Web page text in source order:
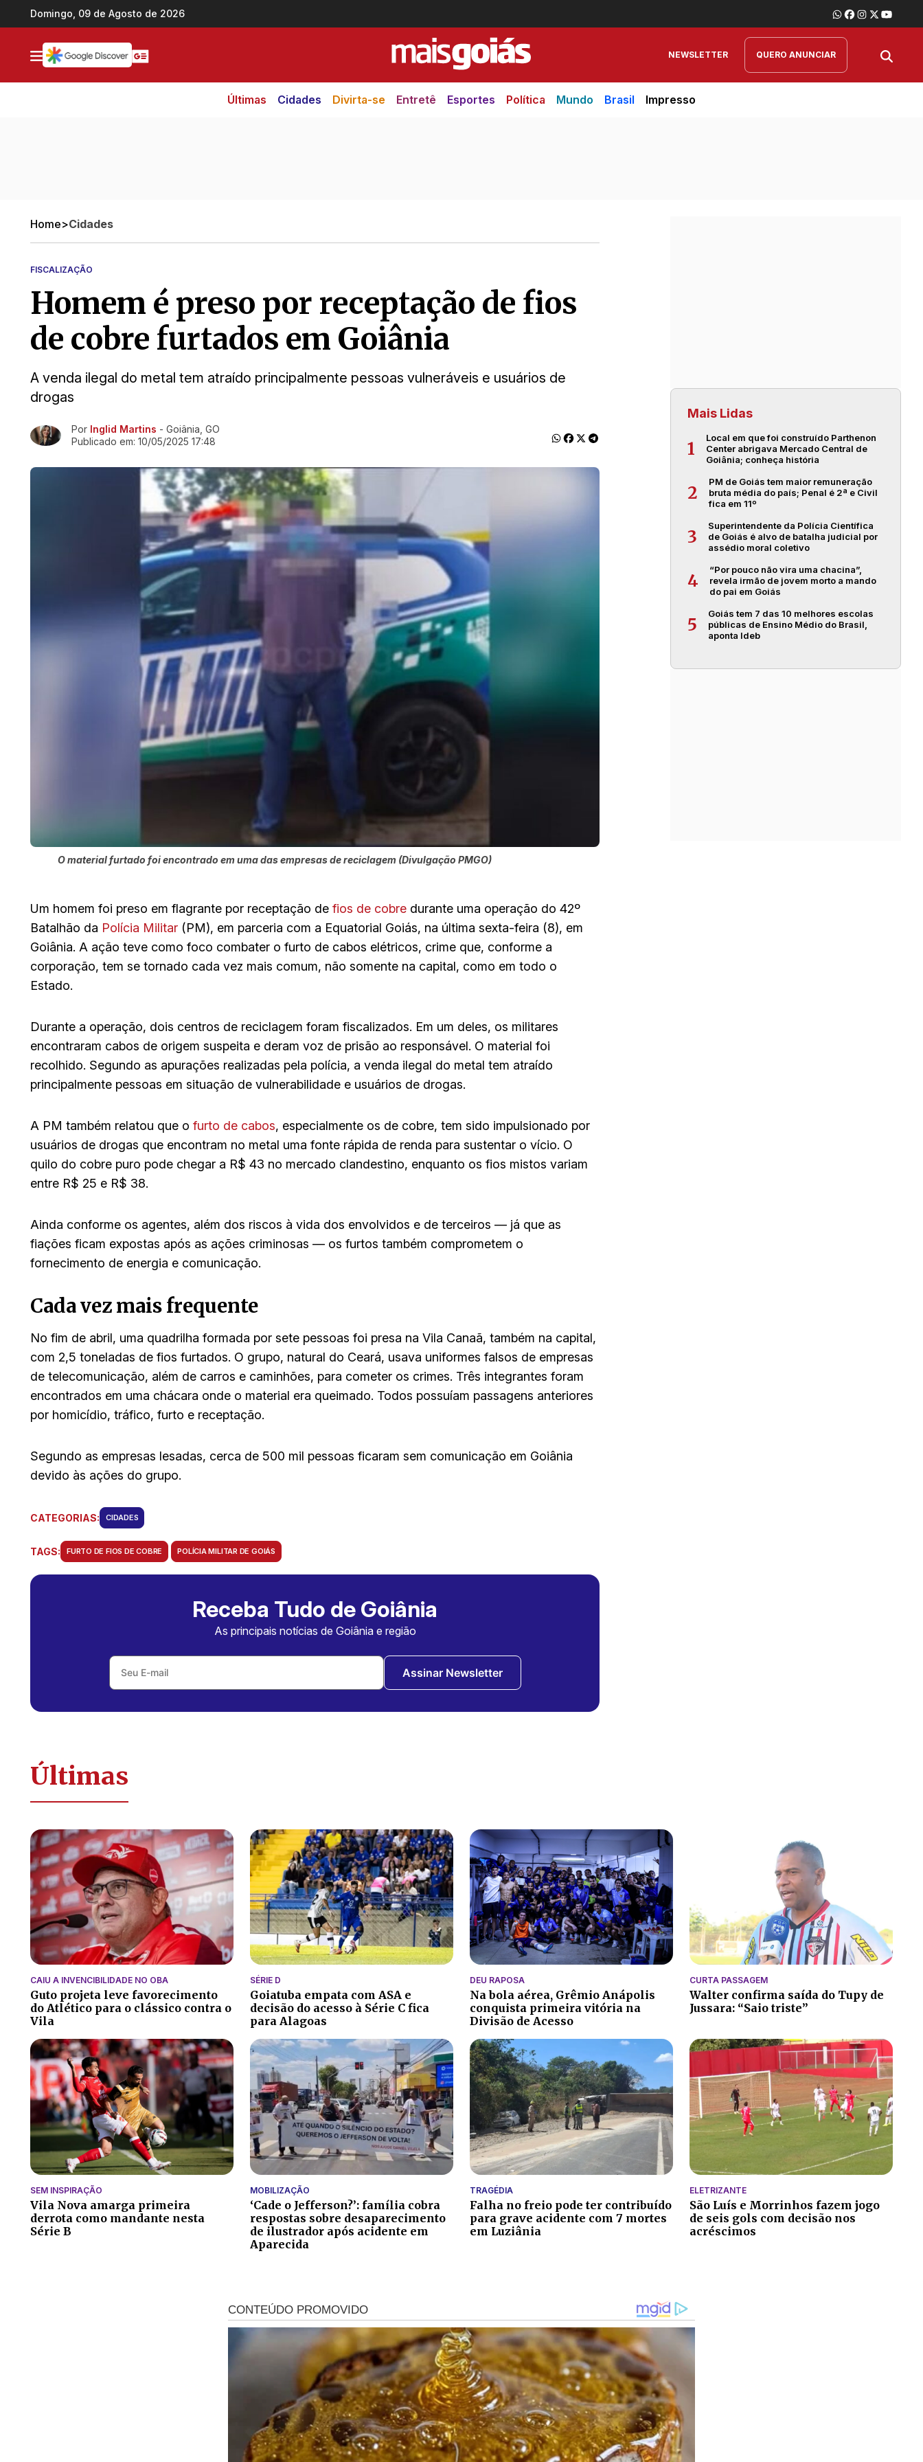
Ir direto pro conteúdo
Domingo, 09 de Agosto de 2026
NEWSLETTER QUERO ANUNCIAR
Últimas Cidades Divirta-se Entretê Esportes Política Mundo Brasil Impresso
Home>Cidades
FISCALIZAÇÃO
Homem é preso por receptação de fios
de cobre furtados em Goiânia
A venda ilegal do metal tem atraído principalmente pessoas vulneráveis e usuários de
drogas
Ir direto pra matéria
Por Inglid Martins - Goiânia, GO
Publicado em: 10/05/2025 17:48
O material furtado foi encontrado em uma das empresas de reciclagem (Divulgação PMGO)
Um homem foi preso em flagrante por receptação de fios de cobre durante uma operação do 42º
Batalhão da Polícia Militar (PM), em parceria com a Equatorial Goiás, na última sexta-feira (8), em
Goiânia. A ação teve como foco combater o furto de cabos elétricos, crime que, conforme a
corporação, tem se tornado cada vez mais comum, não somente na capital, como em todo o
Estado.
Durante a operação, dois centros de reciclagem foram fiscalizados. Em um deles, os militares
encontraram cabos de origem suspeita e deram voz de prisão ao responsável. O material foi
recolhido. Segundo as apurações realizadas pela polícia, a venda ilegal do metal tem atraído
principalmente pessoas em situação de vulnerabilidade e usuários de drogas.
A PM também relatou que o furto de cabos, especialmente os de cobre, tem sido impulsionado por
usuários de drogas que encontram no metal uma fonte rápida de renda para sustentar o vício. O
quilo do cobre puro pode chegar a R$ 43 no mercado clandestino, enquanto os fios mistos variam
entre R$ 25 e R$ 38.
Ainda conforme os agentes, além dos riscos à vida dos envolvidos e de terceiros — já que as
fiações ficam expostas após as ações criminosas — os furtos também comprometem o
fornecimento de energia e comunicação.
Cada vez mais frequente
No fim de abril, uma quadrilha formada por sete pessoas foi presa na Vila Canaã, também na capital,
com 2,5 toneladas de fios furtados. O grupo, natural do Ceará, usava uniformes falsos de empresas
de telecomunicação, além de carros e caminhões, para cometer os crimes. Três integrantes foram
encontrados em uma chácara onde o material era queimado. Todos possuíam passagens anteriores
por homicídio, tráfico, furto e receptação.
Segundo as empresas lesadas, cerca de 500 mil pessoas ficaram sem comunicação em Goiânia
devido às ações do grupo.
CATEGORIAS: CIDADES
TAGS: FURTO DE FIOS DE COBRE POLÍCIA MILITAR DE GOIÁS
Receba Tudo de Goiânia
As principais notícias de Goiânia e região
Assinar Newsletter
Mais Lidas
1
Local em que foi construído Parthenon
Center abrigava Mercado Central de
Goiânia; conheça história
2
PM de Goiás tem maior remuneração
bruta média do país; Penal é 2ª e Civil
fica em 11º
3
Superintendente da Polícia Científica
de Goiás é alvo de batalha judicial por
assédio moral coletivo
4
“Por pouco não vira uma chacina”,
revela irmão de jovem morto a mando
do pai em Goiás
5
Goiás tem 7 das 10 melhores escolas
públicas de Ensino Médio do Brasil,
aponta Ideb
Últimas
CAIU A INVENCIBILIDADE NO OBA
Guto projeta leve favorecimento
do Atlético para o clássico contra o
Vila
SÉRIE D
Goiatuba empata com ASA e
decisão do acesso à Série C fica
para Alagoas
DEU RAPOSA
Na bola aérea, Grêmio Anápolis
conquista primeira vitória na
Divisão de Acesso
CURTA PASSAGEM
Walter confirma saída do Tupy de
Jussara: “Saio triste”
SEM INSPIRAÇÃO
Vila Nova amarga primeira
derrota como mandante nesta
Série B
MOBILIZAÇÃO
‘Cade o Jefferson?’: família cobra
respostas sobre desaparecimento
de ilustrador após acidente em
Aparecida
TRAGÉDIA
Falha no freio pode ter contribuído
para grave acidente com 7 mortes
em Luziânia
ELETRIZANTE
São Luís e Morrinhos fazem jogo
de seis gols com decisão nos
acréscimos